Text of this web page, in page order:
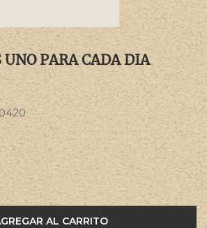
UNO PARA CADA DIA
AL CARRITO